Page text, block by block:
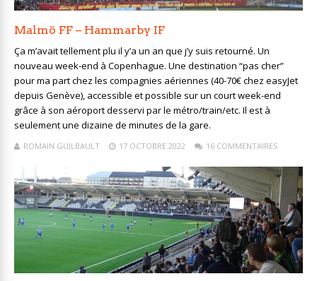
Malmö FF – Hammarby IF
Ça m’avait tellement plu il y’a un an que j’y suis retourné. Un
nouveau week-end à Copenhague. Une destination “pas cher”
pour ma part chez les compagnies aériennes (40-70€ chez easyJet
depuis Genève), accessible et possible sur un court week-end
grâce à son aéroport desservi par le métro/train/etc. Il est à
seulement une dizaine de minutes de la gare.
ROMAIN GUILBAULT 17 OCTOBRE 2022 16 COMMENTAIRES